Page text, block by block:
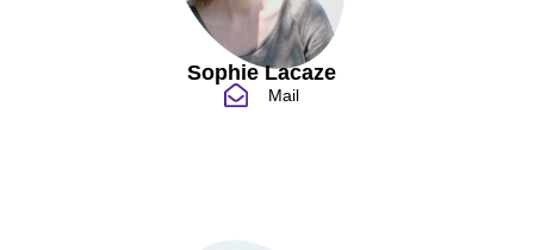
Sophie Lacaze
Mail